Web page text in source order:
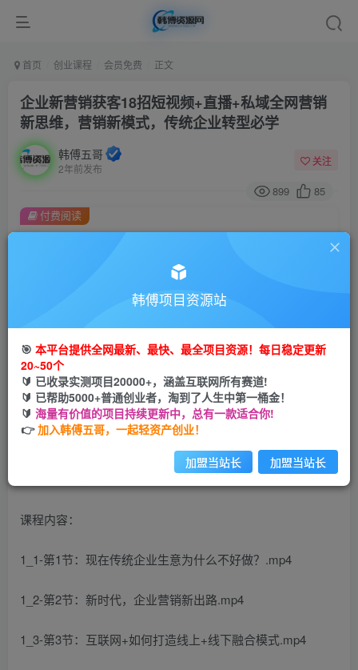
首页 创业课程 会员免费 正文
企业新营销获客18招短视频+直播+私域全网营销
新思维，营销新模式，传统企业转型必学
韩傅五哥
2年前发布
关注
899 85
金币9.9金币99
立即购买
您当前未登录！建议登陆后购买，可保存购买订单
付费阅读
课程内容：
1_1-第1节：现在传统企业生意为什么不好做？.mp4
1_2-第2节：新时代，企业营销新出路.mp4
1_3-第3节：互联网+如何打造线上+线下融合模式.mp4
韩傅项目资源站
🎯 本平台提供全网最新、最快、最全项目资源！每日稳定更新
20~50个
🔰 已收录实测项目20000+，涵盖互联网所有赛道!
🔰 已帮助5000+普通创业者，淘到了人生中第一桶金！
🔰 海量有价值的项目持续更新中，总有一款适合你!
👉加入韩傅五哥，一起轻资产创业！
加盟当站长 加盟当站长